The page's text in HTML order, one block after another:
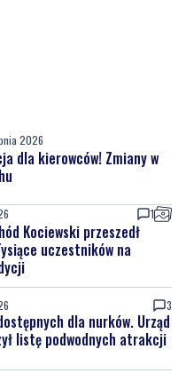
2026
dla kierowców! Zmiany w
1
Kociewski przeszedł
uczestników na
3
dla nurków. Urząd
listę podwodnych atrakcji